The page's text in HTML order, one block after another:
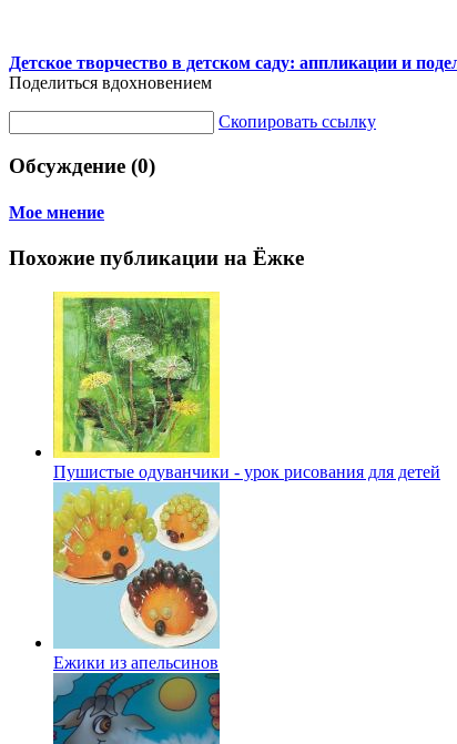
Детское творчество в детском саду: аппликации и
Поделиться вдохновением
Скопировать ссылку
Обсуждение (0)
Мое мнение
Похожие публикации на Ёжке
Пушистые одуванчики - урок рисования для детей
Ежики из апельсинов